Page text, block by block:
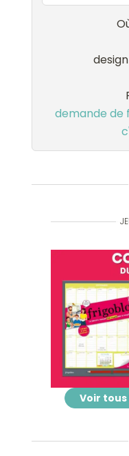
demande de
Voir